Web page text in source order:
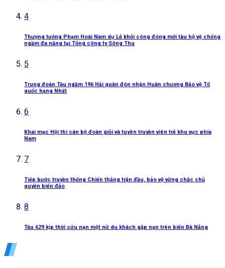
4
Thượng tướng Phạm Hoài Nam dự Lễ khởi công đóng mới tàu hộ vệ chống
ngầm đa năng tại Tổng công ty Sông Thu
5
Trung đoàn Tàu ngầm 196 Hải quân đón nhận Huân chương Bảo vệ Tổ
quốc hạng Nhất
6
Khai mạc Hội thi cán bộ đoàn giỏi và tuyên truyền viên trẻ khu vực phía
Nam
7
Tiếp bước truyền thống Chiến thắng trận đầu, bảo vệ vững chắc chủ
quyền biển đảo
8
Tàu 629 kịp thời cứu nạn một nữ du khách gặp nạn trên biển Đà Nẵng